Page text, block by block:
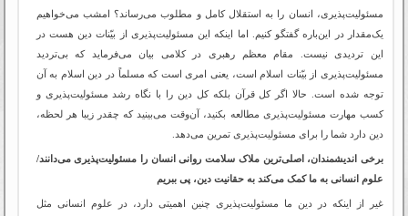
مسئولیت‌پذیری، انسان را به استقلال کامل و مطلوب می‌رساند؟ امشب می‌خواهیم
یک‌مقدار در این‌باره گفتگو کنیم. اما اینکه این مسئولیت‌پذیری از بیّنات دین هست در
این تردیدی نیست. مقام معظم رهبری در کلامی بیان می‌فرماید که بی‌تردید
مسئولیت‌پذیری از بیّنات اسلام است، یعنی امری است که مسلماً در دین اسلام به آن
توجه شده است. حالا اگر کل قرآن بلکه کل دین را با نگاه رشد مسئولیت‌پذیری و
کسب مهارت مسئولیت‌پذیری مطالعه بکنید، آن‌وقت می‌بینید که چقدر زیبا هر لحظه،
دین دارد شما را برای مسئولیت‌پذیری تمرین می‌دهد.
برخی اندیشمندان، اصلی‌ترین ملاک سلامت روانی انسان را مسئولیت‌پذیری می‌دانند/
علوم انسانی به ما کمک می‌کند به حقانیت دین، پی ببریم
غیر از اینکه در دین ما مسئولیت‌پذیری چنین اهمیتی دارد، در علوم انسانی مثل